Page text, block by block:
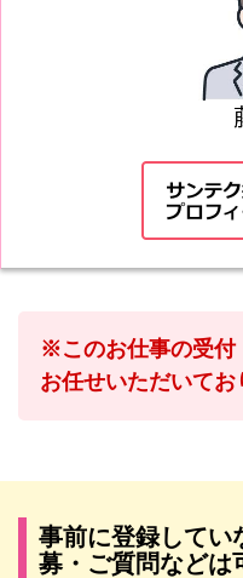
※このお仕事の受付
お任せいただいてお
事前に登録してい
募・ご質問などは